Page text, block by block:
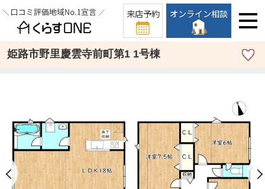
来店予約 オンライン相談
姫路市野里慶雲寺前町第1 1号棟